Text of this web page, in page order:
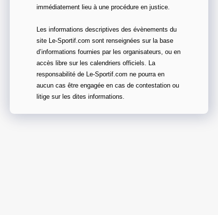
immédiatement lieu à une procédure en justice.
Les informations descriptives des évènements du
site Le-Sportif.com sont renseignées sur la base
d’informations fournies par les organisateurs, ou en
accès libre sur les calendriers officiels. La
responsabilité de Le-Sportif.com ne pourra en
aucun cas être engagée en cas de contestation ou
litige sur les dites informations.